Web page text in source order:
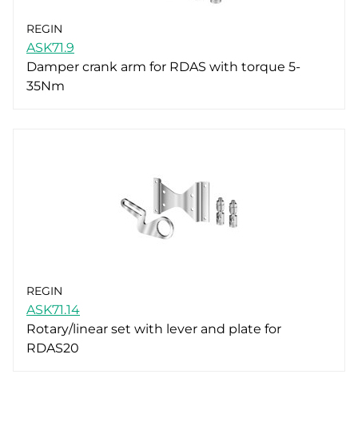
REGIN
ASK71.9
Damper crank arm for RDAS with torque 5-
35Nm
REGIN
ASK71.14
Rotary/linear set with lever and plate for
RDAS20